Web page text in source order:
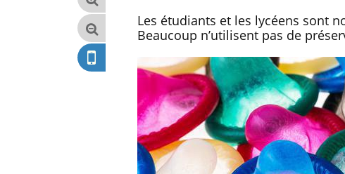
Les étudiants et les lycéens sont
Beaucoup n’utilisent pas de